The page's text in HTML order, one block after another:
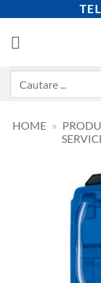
content
HOME »